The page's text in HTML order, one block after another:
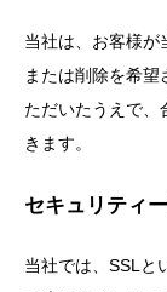
当社は、お客様が
または削除を希
ただいたうえで、
きます。
セキュリティ
当社では、SSLと